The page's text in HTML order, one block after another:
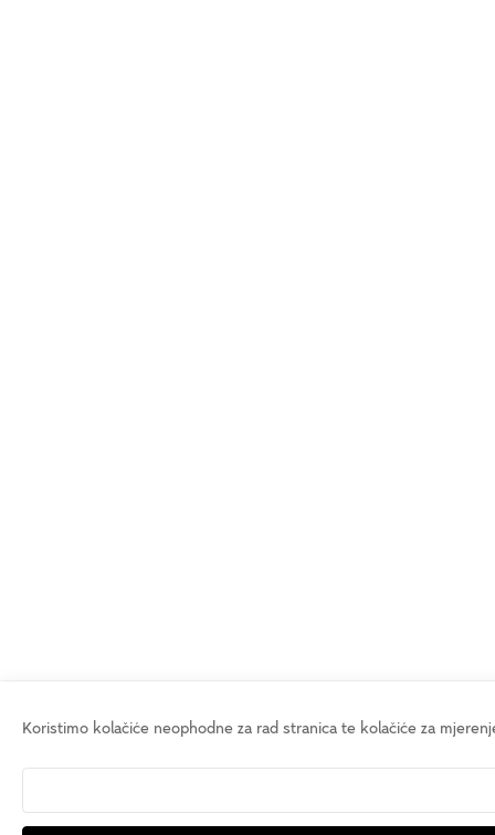
Koristimo kolačiće neophodne za rad stranica te kolačiće za